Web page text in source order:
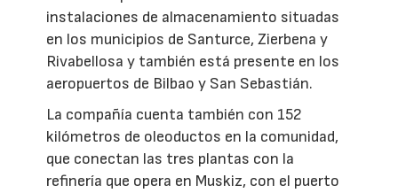
instalaciones de almacenamiento situadas
en los municipios de Santurce, Zierbena y
Rivabellosa y también está presente en los
aeropuertos de Bilbao y San Sebastián.
La compañía cuenta también con 152
kilómetros de oleoductos en la comunidad,
que conectan las tres plantas con la
refinería que opera en Muskiz, con el puerto